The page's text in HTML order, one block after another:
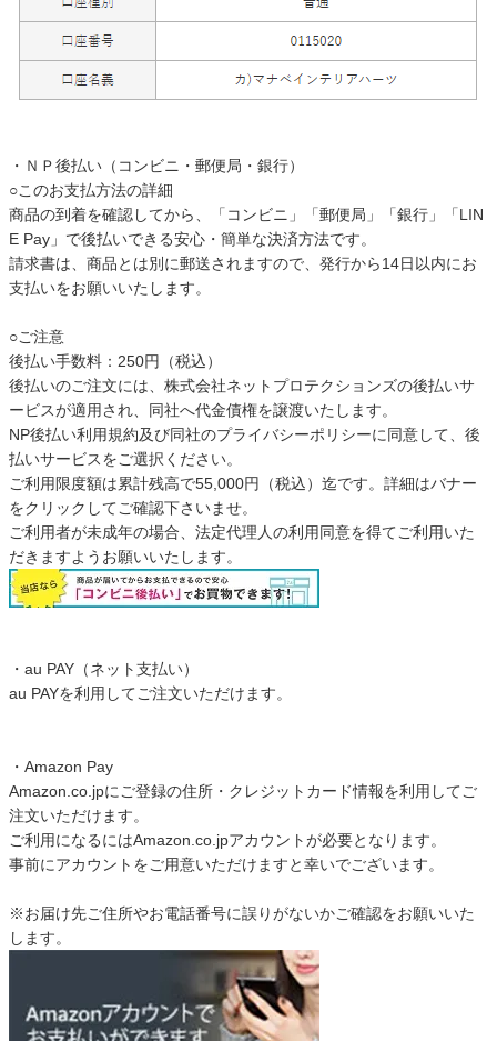
ファブリック
ラグ
マット
収納用品
生活用品
キッチン用品
家電・照明器具
インテリア雑貨
タワー
・ＮＰ後払い（コンビニ・郵便局・銀行）
○このお支払方法の詳細
商品の到着を確認してから、「コンビニ」「郵便局」「銀行」「LIN
E Pay」で後払いできる安心・簡単な決済方法です。
請求書は、商品とは別に郵送されますので、発行から14日以内にお
支払いをお願いいたします。
○ご注意
後払い手数料：250円（税込）
後払いのご注文には、株式会社ネットプロテクションズの後払いサ
ービスが適用され、同社へ代金債権を譲渡いたします。
NP後払い利用規約及び同社のプライバシーポリシーに同意して、後
払いサービスをご選択ください。
ご利用限度額は累計残高で55,000円（税込）迄です。詳細はバナー
をクリックしてご確認下さいませ。
ご利用者が未成年の場合、法定代理人の利用同意を得てご利用いた
だきますようお願いいたします。
・au PAY（ネット支払い）
au PAYを利用してご注文いただけます。
・Amazon Pay
Amazon.co.jpにご登録の住所・クレジットカード情報を利用してご
注文いただけます。
ご利用になるにはAmazon.co.jpアカウントが必要となります。
事前にアカウントをご用意いただけますと幸いでございます。
※お届け先ご住所やお電話番号に誤りがないかご確認をお願いいた
します。